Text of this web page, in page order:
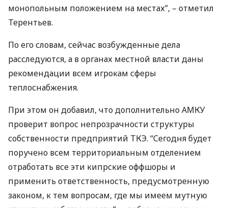
монопольным положением на местах”, – отметил
Терентьев.
По его словам, сейчас возбужденные дела
расследуются, а в органах местной власти даны
рекомендации всем игрокам сферы
теплоснабжения.
При этом он добавил, что дополнительноАМКУ
проверит вопрос непрозрачности структуры
собственности предприятий ТКЭ. “Сегодня будет
поручено всем территориальным отделением
отработать все эти кипрские оффшоры и
применить ответственность, предусмотренную
законом, к тем вопросам, где мы имеем мутную